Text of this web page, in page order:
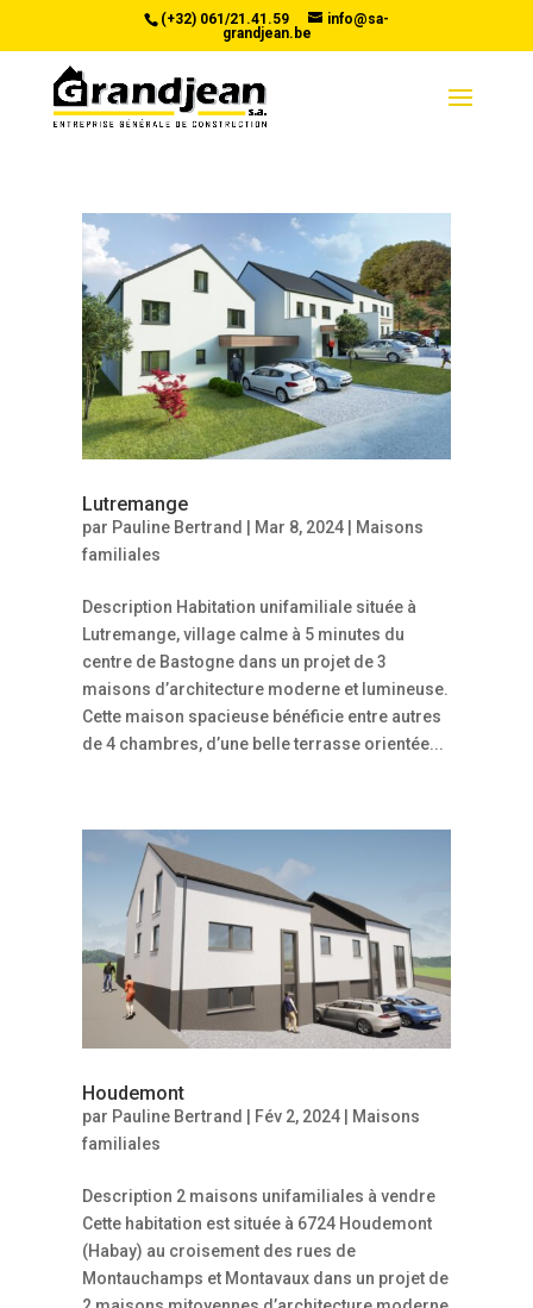
(+32) 061/21.41.59
info@sa-
grandjean.be
Lutremange
par Pauline Bertrand Mar 8, 2024|
Maisons
familiales
Description Habitation unifamiliale située à
Lutremange, village calme à 5 minutes du
centre de Bastogne dans un projet de 3
maisons d’architecture moderne et lumineuse.
Cette maison spacieuse bénéficie entre autres
de 4 chambres, d’une belle terrasse orientée...
Houdemont
par Pauline Bertrand Fév 2, 2024|
Maisons
familiales
Description 2 maisons unifamiliales à vendre
Cette habitation est située à 6724 Houdemont
(Habay) au croisement des rues de
Montauchamps et Montavaux dans un projet de